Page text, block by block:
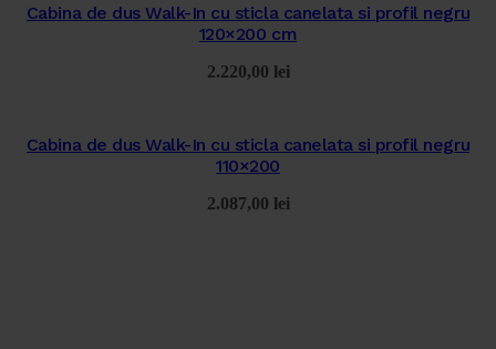
Cabina de dus Walk-In cu sticla canelata si profil negru
120×200 cm
2.220,00 lei
Cabina de dus Walk-In cu sticla canelata si profil negru
110×200
2.087,00 lei